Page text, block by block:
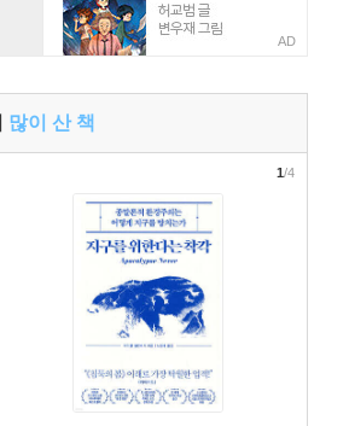
AD
많이 산 책
1/4